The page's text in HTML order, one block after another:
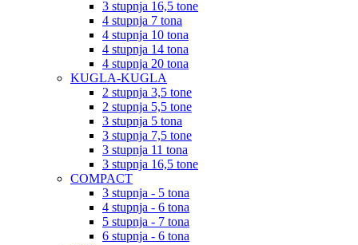
3 stupnja 16,5 tone
4 stupnja 7 tona
4 stupnja 10 tona
4 stupnja 14 tona
4 stupnja 20 tona
KUGLA-KUGLA
2 stupnja 3,5 tone
2 stupnja 5,5 tone
3 stupnja 5 tona
3 stupnja 7,5 tone
3 stupnja 11 tona
3 stupnja 16,5 tone
COMPACT
3 stupnja - 5 tona
4 stupnja - 6 tona
5 stupnja - 7 tona
6 stupnja - 6 tona